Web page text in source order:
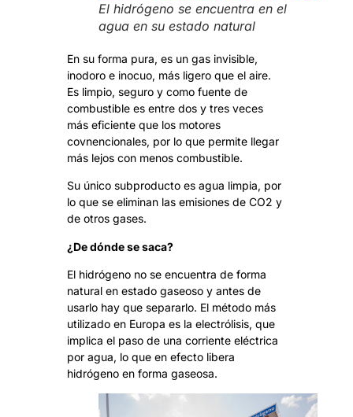
El hidrógeno se encuentra en el
agua en su estado natural
En su forma pura, es un gas invisible,
inodoro e inocuo, más ligero que el aire.
Es limpio, seguro y como fuente de
combustible es entre dos y tres veces
más eficiente que los motores
covnencionales, por lo que permite llegar
más lejos con menos combustible.
Su único subproducto es agua limpia, por
lo que se eliminan las emisiones de CO2 y
de otros gases.
¿De dónde se saca?
El hidrógeno no se encuentra de forma
natural en estado gaseoso y antes de
usarlo hay que separarlo. El método más
utilizado en Europa es la electrólisis, que
implica el paso de una corriente eléctrica
por agua, lo que en efecto libera
hidrógeno en forma gaseosa.